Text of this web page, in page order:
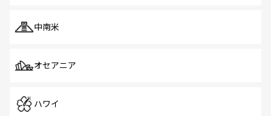
中南米
オセアニア
ハワイ